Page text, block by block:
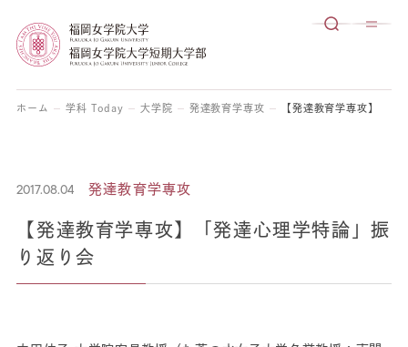
ホーム 学科 Today 大学院 発達教育学専攻 【発達教育学専攻】「発
2017.08.04 発達教育学専攻
【発達教育学専攻】「発達心理学特論」振
り返り会